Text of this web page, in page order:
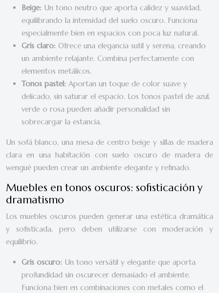
Beige: Un tono neutro que aporta calidez y suavidad,
equilibrando la intensidad del suelo oscuro. Funciona
especialmente bien en espacios con poca luz natural.
Gris claro: Ofrece una elegancia sutil y serena, creando
un ambiente relajante. Combina perfectamente con
elementos metálicos.
Tonos pastel: Aportan un toque de color suave y
delicado, sin saturar el espacio. Los tonos pastel de azul,
verde o rosa pueden añadir personalidad sin
sobrecargar la estancia.
Un sofá blanco, una mesa de centro beige y sillas de madera
clara en una habitación con suelo oscuro de madera de
wengué pueden crear un ambiente elegante y refinado.
Muebles en tonos oscuros: sofisticación y
dramatismo
Los muebles oscuros pueden generar una estética dramática
y sofisticada, pero deben utilizarse con moderación y
equilibrio.
Gris oscuro: Un tono versátil y elegante que aporta
profundidad sin oscurecer demasiado el ambiente.
Funciona bien en combinaciones con metales como el